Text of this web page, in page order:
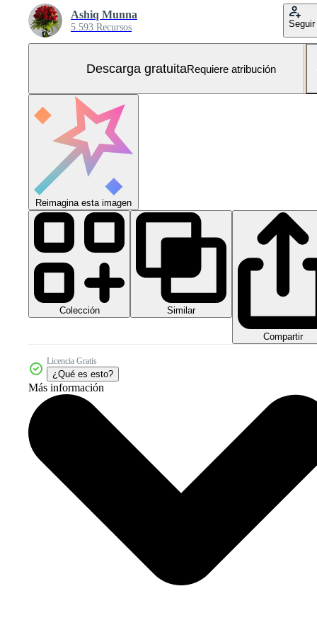
Ashiq Munna
5.593 Recursos Seguir
Descarga gratuitaRequiere atribución
Reimagina esta imagen
Colección Similar
Compartir
Licencia Gratis
¿Qué es esto?
Más información